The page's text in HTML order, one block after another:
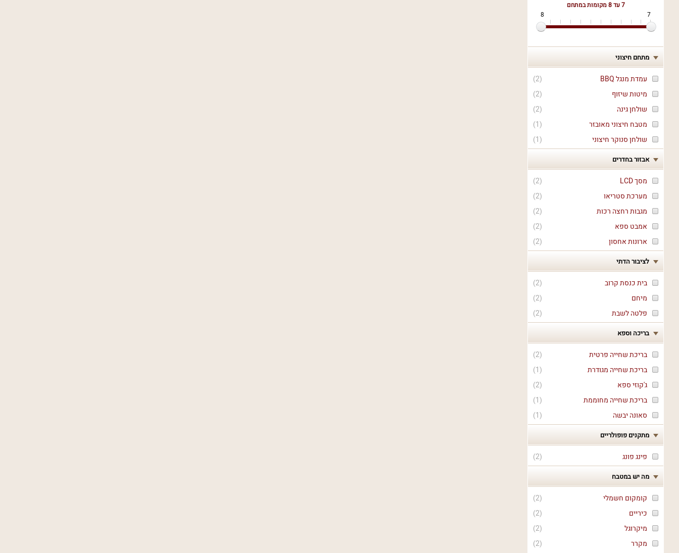
7 עד 8
מקומות במתחם
7
8
מתחם חיצוני
(
2
)
עמדת מנגל BBQ
(
2
)
מיטות שיזוף
(
2
)
שולחן גינה
(
1
)
מטבח חיצוני מאובזר
(
1
) שולחן סנוקר חיצוני
אבזור בחדרים
(
2
)
מסך LCD
(
2
)
מערכת סטריאו
(
2
)
מגבות רחצה רכות
(
2
)
אמבט ספא
(
2
) ארונות אחסון
לציבור הדתי
(
2
)
בית כנסת קרוב
(
2
)
מיחם
(
2
) פלטה לשבת
בריכה וספא
(
2
)
בריכת שחייה פרטית
(
1
)
בריכת שחייה מגודרת
(
2
)
ג'קוזי ספא
(
1
)
בריכת שחייה מחוממת
(
1
) סאונה יבשה
מתקנים פופולריים
(
2
) פינג פונג
מה יש במטבח
(
2
)
קומקום חשמלי
(
2
)
כיריים
(
2
)
מיקרוגל
(
2
)
מקרר